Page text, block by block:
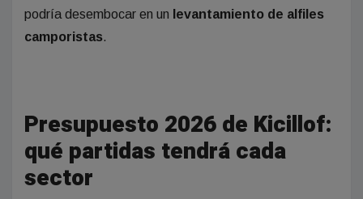
podría desembocar en un levantamiento de alfiles
camporistas.
Presupuesto 2026 de Kicillof:
qué partidas tendrá cada
sector